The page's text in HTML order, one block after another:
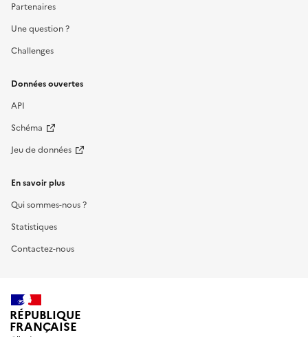
Partenaires
Une question ?
Challenges
Données ouvertes
API
Schéma
Jeu de données
En savoir plus
Qui sommes-nous ?
Statistiques
Contactez-nous
RÉPUBLIQUE
FRANÇAISE